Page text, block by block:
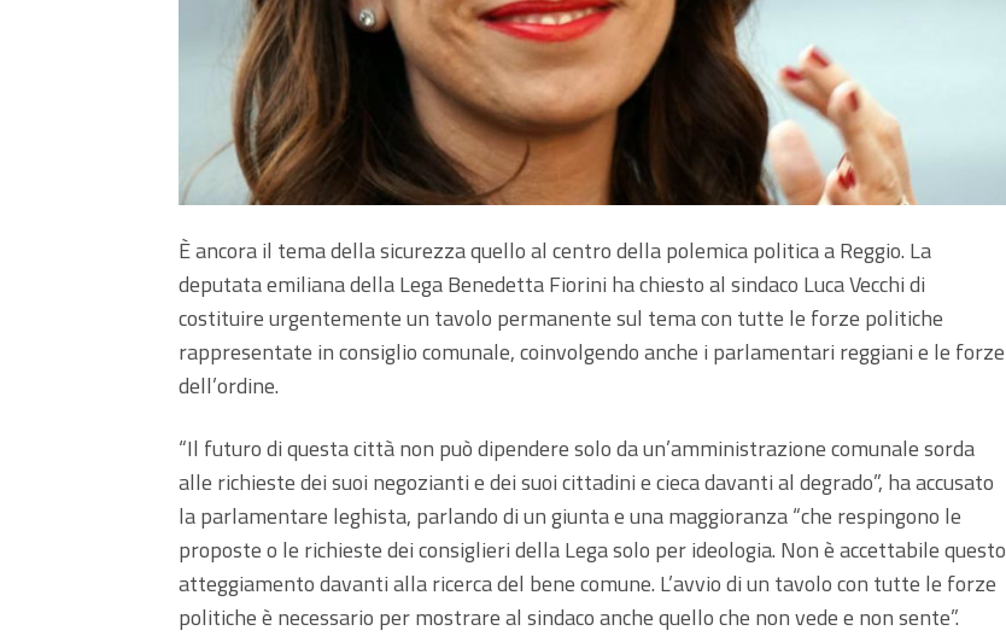
È ancora il tema della sicurezza quello al centro della polemica politica a Reggio. La
deputata emiliana della Lega Benedetta Fiorini ha chiesto al sindaco Luca Vecchi di
costituire urgentemente un tavolo permanente sul tema con tutte le forze politiche
rappresentate in consiglio comunale, coinvolgendo anche i parlamentari reggiani e le forze
dell’ordine.
“Il futuro di questa città non può dipendere solo da un’amministrazione comunale sorda
alle richieste dei suoi negozianti e dei suoi cittadini e cieca davanti al degrado”, ha accusato
la parlamentare leghista, parlando di un giunta e una maggioranza “che respingono le
proposte o le richieste dei consiglieri della Lega solo per ideologia. Non è accettabile questo
atteggiamento davanti alla ricerca del bene comune. L’avvio di un tavolo con tutte le forze
politiche è necessario per mostrare al sindaco anche quello che non vede e non sente”.